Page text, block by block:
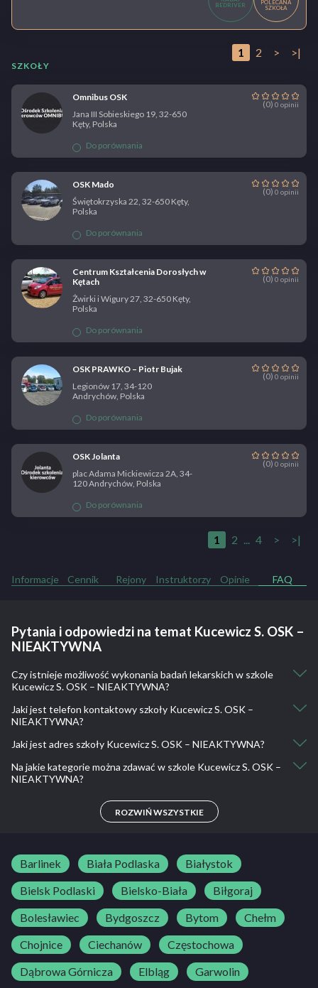
BEDRIVER
POLECANA
SZKOŁA
1 2 > >|
SZKOŁY
Omnibus OSK
(0) 0 opinii
Jana III Sobieskiego 19, 32-650
Kęty, Polska
Do porównania
OSK Mado
(0) 0 opinii
Świętokrzyska 22, 32-650 Kęty,
Polska
Do porównania
Centrum Kształcenia Dorosłych w
Kętach
(0) 0 opinii
Żwirki i Wigury 27, 32-650 Kęty,
Polska
Do porównania
OSK PRAWKO – Piotr Bujak
(0) 0 opinii
Legionów 17, 34-120
Andrychów, Polska
Do porównania
OSK Jolanta
(0) 0 opinii
plac Adama Mickiewicza 2A, 34-
120 Andrychów, Polska
Do porównania
1 2 ... 4 > >|
Informacje Cennik Rejony Instruktorzy Opinie FAQ
Pytania i odpowiedzi na temat Kucewicz S. OSK –
NIEAKTYWNA
Czy istnieje możliwość wykonania badań lekarskich w szkole
Kucewicz S. OSK – NIEAKTYWNA?
Nie, nie ma takiej możliwości.
Jaki jest telefon kontaktowy szkoły Kucewicz S. OSK –
NIEAKTYWNA?
600 757 343
Jaki jest adres szkoły Kucewicz S. OSK – NIEAKTYWNA?
Żwirki i Wigury 2A, 32-650 Kęty, Polska
Na jakie kategorie można zdawać w szkole Kucewicz S. OSK –
NIEAKTYWNA?
ROZWIŃ WSZYSTKIE
Barlinek Biała Podlaska
Białystok
Bielsk Podlaski
Bielsko-Biała
Biłgoraj
Bolesławiec
Bydgoszcz Bytom
Chełm
Chojnice
Ciechanów
Częstochowa
Dąbrowa Górnicza
Elbląg
Garwolin